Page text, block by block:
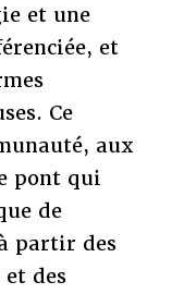
et une
et
Ce
aux
pont qui
de
partir des
et des